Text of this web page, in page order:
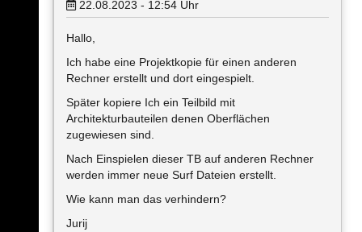
22.08.2023 - 12:54 Uhr
Hallo,
Ich habe eine Projektkopie für einen anderen
Rechner erstellt und dort eingespielt.
Später kopiere Ich ein Teilbild mit
Architekturbauteilen denen Oberflächen
zugewiesen sind.
Nach Einspielen dieser TB auf anderen Rechner
werden immer neue Surf Dateien erstellt.
Wie kann man das verhindern?
Jurij